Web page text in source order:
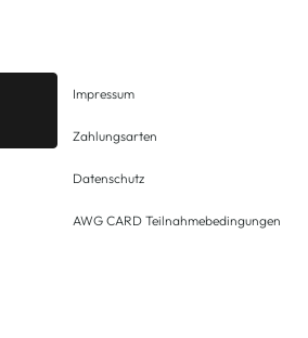
Impressum
Zahlungsarten
Datenschutz
AWG CARD Teilnahmebedingungen